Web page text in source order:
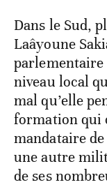
Dans le Sud,
Laâyoune
parlementaire
niveau local
mal qu’elle
formation qui
mandataire
une autre
de ses